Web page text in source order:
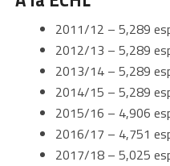
2011/12 – 5,289
2012/13 – 5,289
2013/14 – 5,289
2014/15 – 5,289
2015/16 – 4,906
2016/17 – 4,751
2017/18 – 5,025